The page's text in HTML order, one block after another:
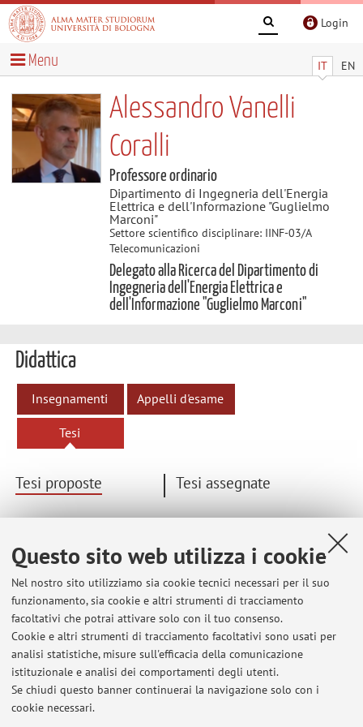
Questo sito web utilizza i cookie
Nel nostro sito utilizziamo sia cookie tecnici necessari per il suo
funzionamento, sia cookie e altri strumenti di tracciamento
facoltativi che potrai attivare solo con il tuo consenso.
Cookie e altri strumenti di tracciamento facoltativi sono usati per
analisi statistiche, misure sull'efficacia della comunicazione
istituzionale e analisi dei comportamenti degli utenti.
Se chiudi questo banner continuerai la navigazione solo con i
cookie necessari.
Login
IT EN
Menu
Alessandro Vanelli
Coralli
Professore ordinario
Dipartimento di Ingegneria dell'Energia
Elettrica e dell'Informazione "Guglielmo
Marconi"
Settore scientifico disciplinare: IINF-03/A
Telecomunicazioni
Delegato alla Ricerca del Dipartimento di
Ingegneria dell'Energia Elettrica e
dell'Informazione "Guglielmo Marconi"
Didattica
Insegnamenti Appelli d'esame
Tesi
Tesi proposte Tesi assegnate
see English version
Ultimi avvisi
Please visit the Digicomm research Web Site for more detailed
information on collaboration opportunities
Pubblicato il: 08 novembre 2023